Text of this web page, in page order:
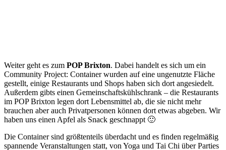
Weiter geht es zum POP Brixton. Dabei handelt es sich um ein
Community Project: Container wurden auf eine ungenutzte Fläche
gestellt, einige Restaurants und Shops haben sich dort angesiedelt.
Außerdem gibts einen Gemeinschaftskühlschrank – die Restaurants
im POP Brixton legen dort Lebensmittel ab, die sie nicht mehr
brauchen aber auch Privatpersonen können dort etwas abgeben. Wir
haben uns einen Apfel als Snack geschnappt 🙂
Die Container sind größtenteils überdacht und es finden regelmäßig
spannende Veranstaltungen statt, von Yoga und Tai Chi über Parties